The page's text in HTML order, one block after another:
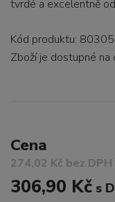
tvrdé a excelentně
Kód produktu:
Zboží je dostupné na
Cena
274,02 Kč bez DPH
306,90 Kč s